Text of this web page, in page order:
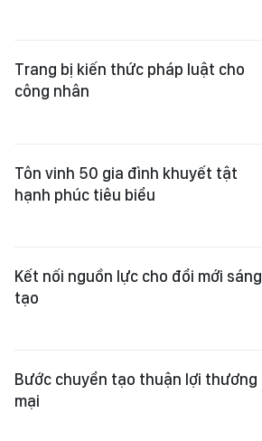
Trang bị kiến thức pháp luật cho
công nhân
Tôn vinh 50 gia đình khuyết tật
hạnh phúc tiêu biểu
Kết nối nguồn lực cho đổi mới sáng
tạo
Bước chuyển tạo thuận lợi thương
mại